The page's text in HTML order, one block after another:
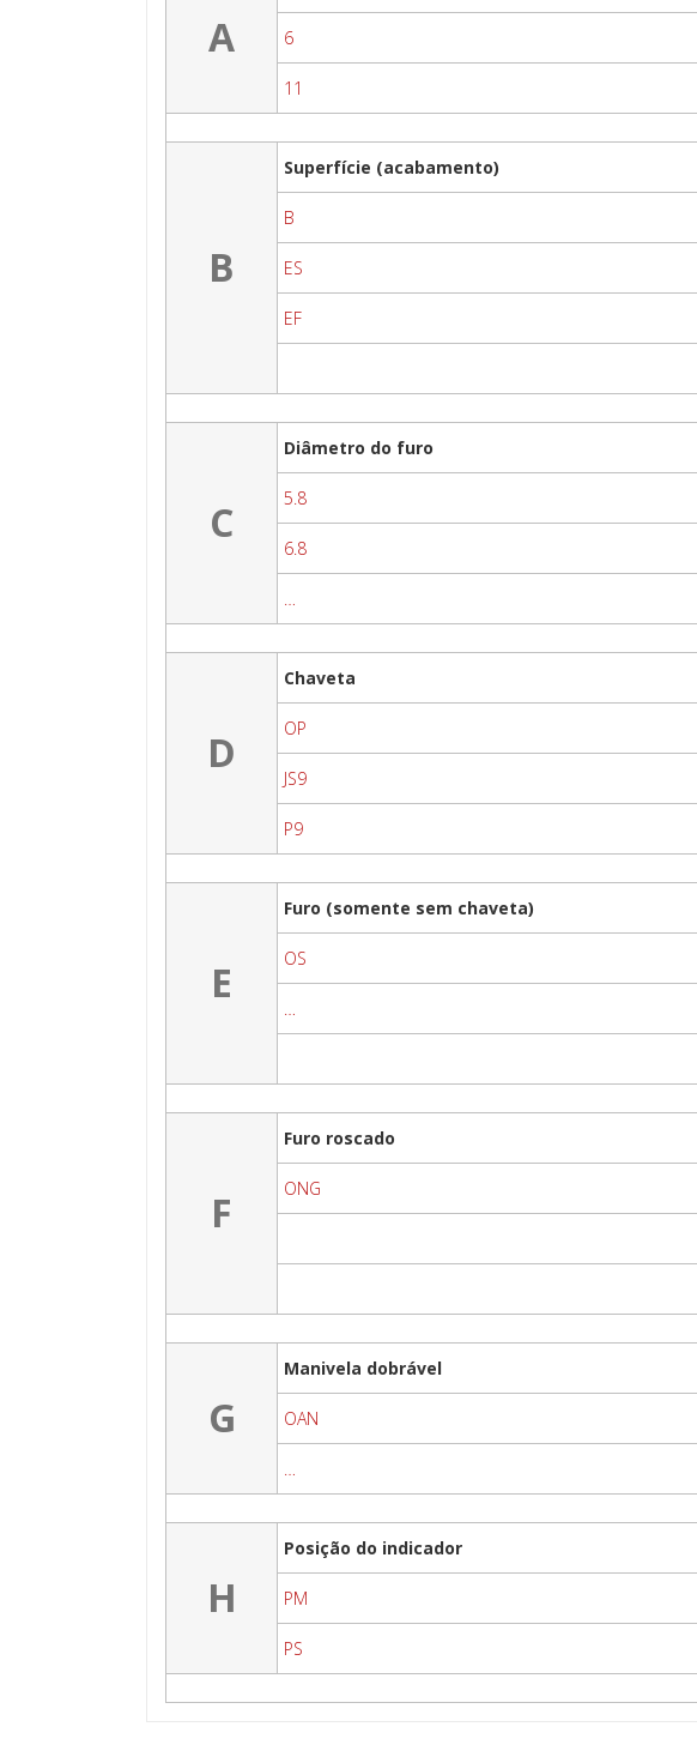
A 6
11
B
Superfície (acabamento)
B
ES
EF
C
Diâmetro do furo
5.8
6.8
…
D
Chaveta
OP
JS9
P9
E
Furo (somente sem chaveta)
OS
…
F
Furo roscado
ONG
G
Manivela dobrável
OAN
…
H
Posição do indicador
PM
PS